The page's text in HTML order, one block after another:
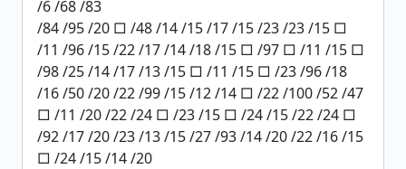
/6 /68 /83
/84 /95 /20 □ /48 /14 /15 /17 /15 /23 /23 /15 □
/11 /96 /15 /22 /17 /14 /18 /15 □ /97 □ /11 /15 □
/98 /25 /14 /17 /13 /15 □ /11 /15 □ /23 /96 /18
/16 /50 /20 /22 /99 /15 /12 /14 □ /22 /100 /52 /47
□ /11 /20 /22 /24 □ /23 /15 □ /24 /15 /22 /24 □
/92 /17 /20 /23 /13 /15 /27 /93 /14 /20 /22 /16 /15
□ /24 /15 /14 /20